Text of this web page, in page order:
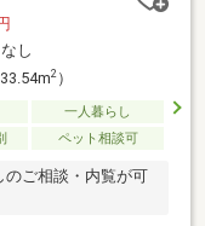
なし
2）
一人暮らし
ペット相談可
のご相談・内覧が可